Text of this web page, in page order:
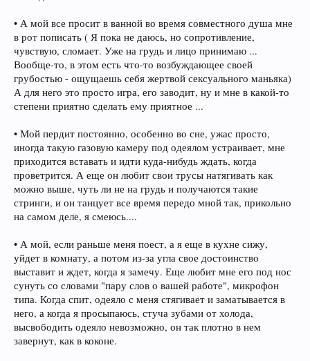
• А мой все просит в ванной во время совместного душа мне
в рот пописать ( Я пока не даюсь, но сопротивление,
чувствую, сломает. Уже на грудь и лицо принимаю ...
Вообще-то, в этом есть что-то возбуждающее своей
грубостью - ощущаешь себя жертвой сексуального маньяка)
А для него это просто игра, его заводит, ну и мне в какой-то
степени приятно сделать ему приятное ...
• Мой пердит постоянно, особенно во сне, ужас просто,
иногда такую газовую камеру под одеялом устраивает, мне
приходится вставать и идти куда-нибудь ждать, когда
проветрится. А еще он любит свои трусы натягивать как
можно выше, чуть ли не на грудь и получаются такие
стринги, и он танцует все время передо мной так, прикольно
на самом деле, я смеюсь....
• А мой, если раньше меня поест, а я еще в кухне сижу,
уйдет в комнату, а потом из-за угла свое достоинство
выставит и ждет, когда я замечу. Еще любит мне его под нос
сунуть со словами "пару слов о вашей работе", микрофон
типа. Когда спит, одеяло с меня стягивает и заматывается в
него, а когда я просыпаюсь, стуча зубами от холода,
высвободить одеяло невозможно, он так плотно в нем
завернут, как в коконе.